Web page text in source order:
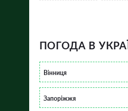
ПОГОДА В
Вінниця
Запоріжжя